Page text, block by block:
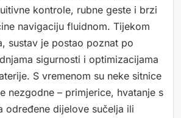
kontrole, rubne geste i brzi
navigaciju fluidnom. Tijekom
sustav je postao poznat po
sigurnosti i optimizacijama
S vremenom su neke sitnice
nezgodne – primjerice, hvatanje s
određene dijelove sučelja ili